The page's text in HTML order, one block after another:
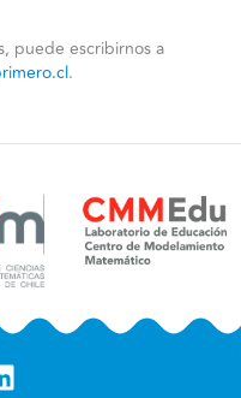
puede escribirnos a
.